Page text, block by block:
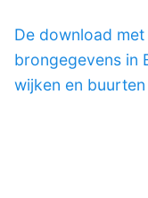
De download
brongegevens in
wijken en